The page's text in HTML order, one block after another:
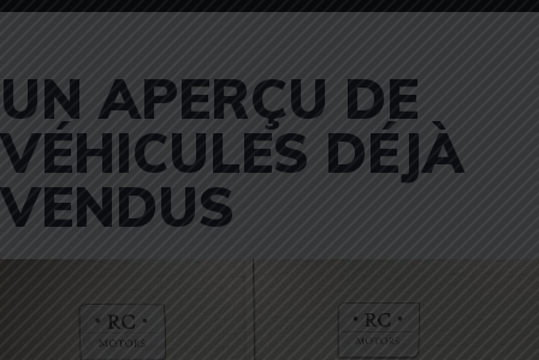
UN APERÇU DE
VÉHICULES DÉJÀ
VENDUS